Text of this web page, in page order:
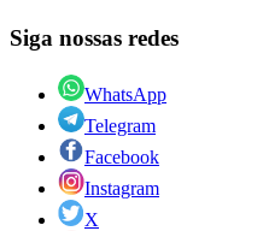
Siga nossas redes
WhatsApp
Telegram
Facebook
Instagram
X